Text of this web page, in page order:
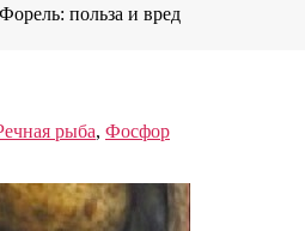
польза и вред
рыба, Фосфор